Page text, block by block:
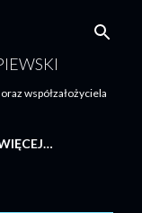
współzałożyciela